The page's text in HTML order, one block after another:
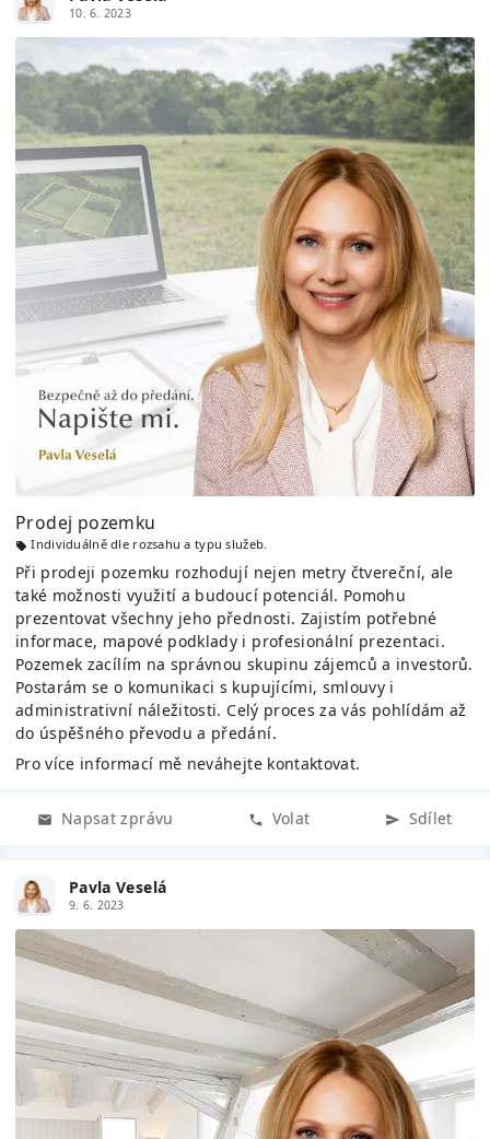
10. 6. 2023
Prodej pozemku
Individuálně dle rozsahu a typu služeb.
Při prodeji pozemku rozhodují nejen metry čtvereční, ale
také možnosti využití a budoucí potenciál. Pomohu
prezentovat všechny jeho přednosti. Zajistím potřebné
informace, mapové podklady i profesionální prezentaci.
Pozemek zacílím na správnou skupinu zájemců a investorů.
Postarám se o komunikaci s kupujícími, smlouvy i
administrativní náležitosti. Celý proces za vás pohlídám až
do úspěšného převodu a předání.
Pro více informací mě neváhejte kontaktovat.
Napsat zprávu Volat Sdílet
Pavla Veselá
9. 6. 2023